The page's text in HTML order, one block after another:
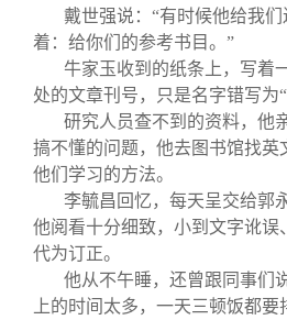
戴世强说：“有时候他给我
着：给你们的参考书目。”
牛家玉收到的纸条上，写着
处的文章刊号，只是名字错写为“
研究人员查不到的资料，他
搞不懂的问题，他去图书馆找英
他们学习的方法。
李毓昌回忆，每天呈交给郭
他阅看十分细致，小到文字讹误
代为订正。
他从不午睡，还曾跟同事们
上的时间太多，一天三顿饭都